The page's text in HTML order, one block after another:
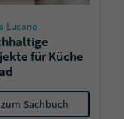
Lucano
für Küche
zum Sachbuch